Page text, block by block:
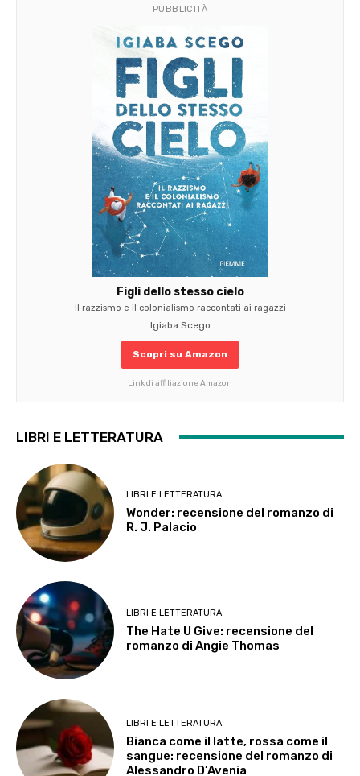
PUBBLICITÀ
Figli dello stesso cielo
Il razzismo e il colonialismo raccontati ai ragazzi
Igiaba Scego
Scopri su Amazon
Link di affiliazione Amazon
LIBRI E LETTERATURA
LIBRI E LETTERATURA
Wonder: recensione del romanzo di
R. J. Palacio
LIBRI E LETTERATURA
The Hate U Give: recensione del
romanzo di Angie Thomas
LIBRI E LETTERATURA
Bianca come il latte, rossa come il
sangue: recensione del romanzo di
Alessandro D’Avenia